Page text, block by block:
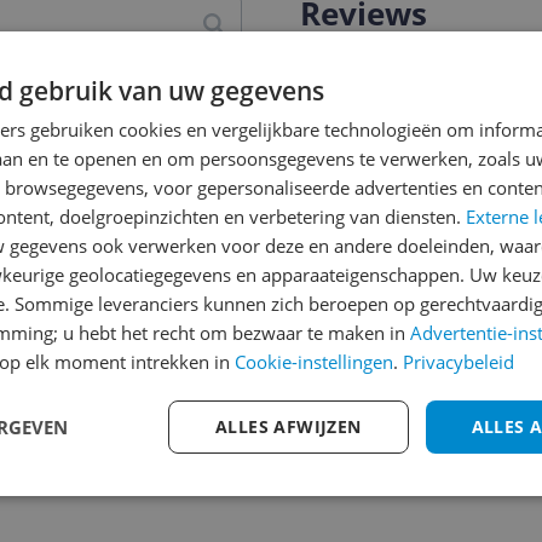
hield, is terug!
nieuwe spannende
met originele
zoektocht.
ruim achter hem op,
tegen de Digimon van je
Reviews
Heb jij dit product in bezit
met het schrijven van je
een review gemiddeld
andere bezoekers een
€250,-!Klik hier voor de
Cijfer
Welk cijfer geef jij dit
3
2
1
gebruik van uw gegevens
gebruiken cookies en vergelijkbare technologieën om
en te openen en om persoonsgegevens te verwerken, zoals
voor gepersonaliseerde advertenties en
doelgroepinzichten en verbetering van diensten. Externe
gegevens ook verwerken voor deze en andere doeleinden,
geolocatiegegevens en apparaateigenschappen. Uw
Sommige leveranciers kunnen zich beroepen op
u hebt het recht om bezwaar te maken in Advertentie-
elk moment intrekken in Cookie-instellingen. Privacybeleid
ALLES
ALLES AFWIJZEN